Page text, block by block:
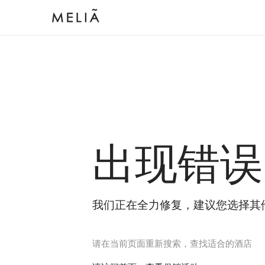
出现错误
我们正在全力修复，建议您选择其
请在当前页面重新搜索，查找适合的酒店